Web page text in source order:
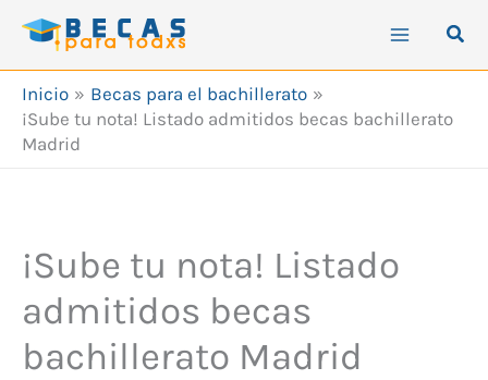
Inicio
Becas para el bachillerato
¡Sube tu nota! Listado admitidos becas bachillerato
Madrid
¡Sube tu nota! Listado
admitidos becas
bachillerato Madrid